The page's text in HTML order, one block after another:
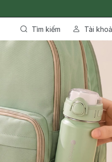
Tìm kiếm Tài